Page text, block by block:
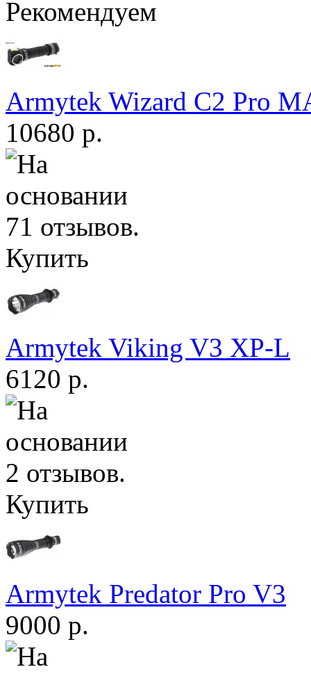
Рекомендуем
Armytek Wizard С2 Pro
10680 р.
Купить
Armytek Viking V3 XP-L
6120 р.
Купить
Armytek Predator Pro V3
9000 р.